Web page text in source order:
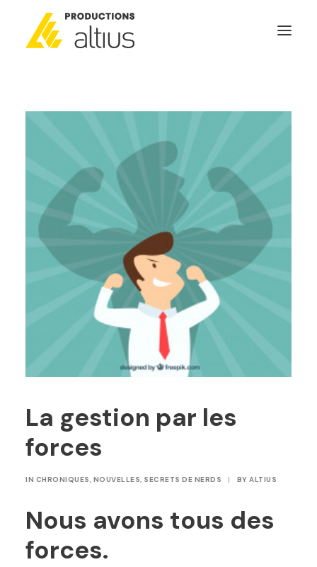
NOS SERVICES
POURQUOI INVESTIR
GÉNÉRATEURS DE NOUVELLES
NOUS JOINDRE
La gestion par les
forces
IN CHRONIQUES, NOUVELLES, SECRETS DE NERDS | BY ALTIUS
Nous avons tous des
forces.